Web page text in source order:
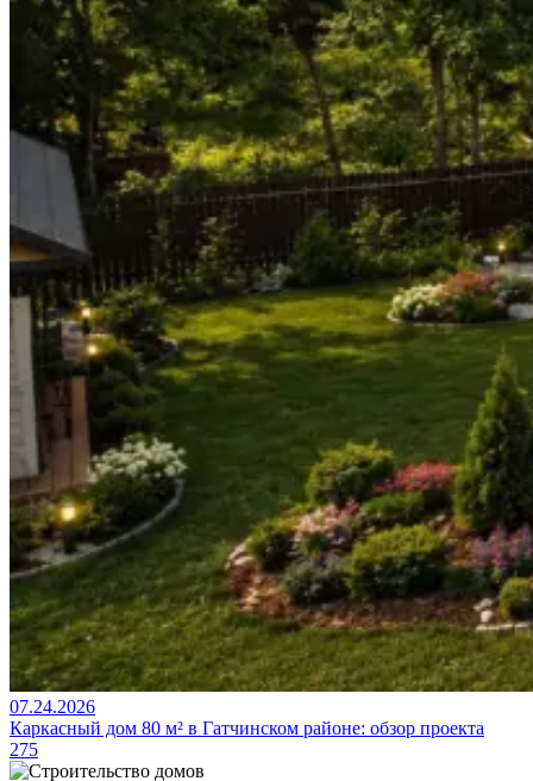
07.24.2026
Каркасный дом 80 м² в Гатчинском районе: обзор проекта
275